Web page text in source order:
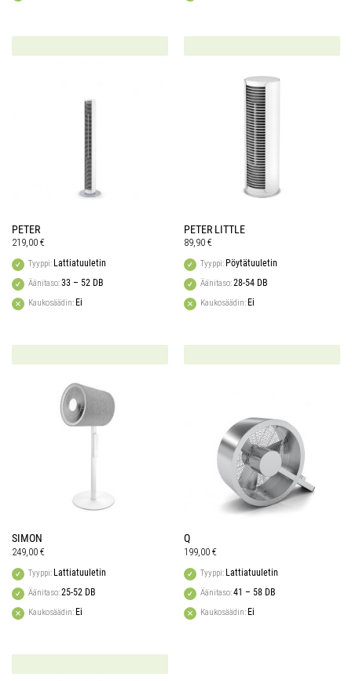
PETER
219,00 €
Tyyppi: Lattiatuuletin
Äänitaso:33 – 52 DB
Kaukosäädin: Ei
PETER LITTLE
89,90 €
Tyyppi: Pöytätuuletin
Äänitaso:28-54 DB
Kaukosäädin: Ei
SIMON
249,00 €
Tyyppi: Lattiatuuletin
Äänitaso:25-52 DB
Kaukosäädin: Ei
Q
199,00 €
Tyyppi: Lattiatuuletin
Äänitaso:41 – 58 DB
Kaukosäädin: Ei